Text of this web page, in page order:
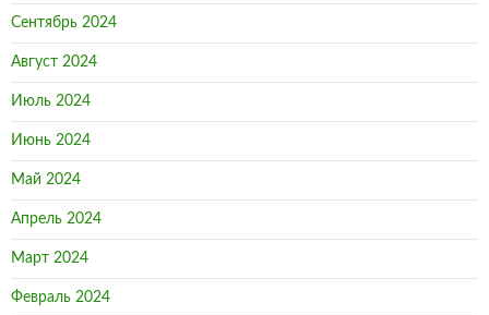
Сентябрь 2024
Август 2024
Июль 2024
Июнь 2024
Май 2024
Апрель 2024
Март 2024
Февраль 2024